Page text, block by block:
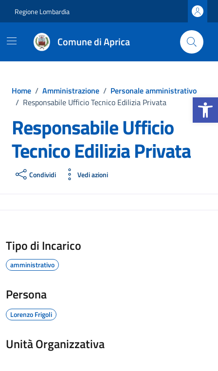
Apri la
Regione Lombardia
Comune di Aprica
Home / Amministrazione / Personale amministrativo
/ Responsabile Ufficio Tecnico Edilizia Privata
Responsabile Ufficio
Tecnico Edilizia Privata
Condividi Vedi azioni
Tipo di Incarico
amministrativo
Persona
Lorenzo Frigoli
Unità Organizzativa